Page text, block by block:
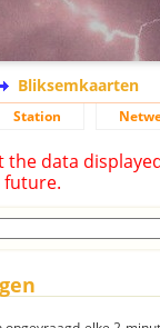
Bliksemkaarten
Station
the data
future.